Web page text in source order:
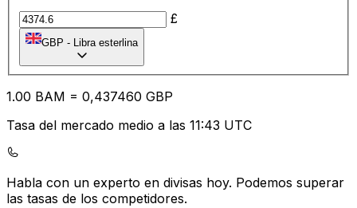
£
GBP - Libra esterlina
1.00 BAM = 0,437460 GBP
Tasa del mercado medio a las 11:43 UTC
Habla con un experto en divisas hoy. Podemos superar
las tasas de los competidores.